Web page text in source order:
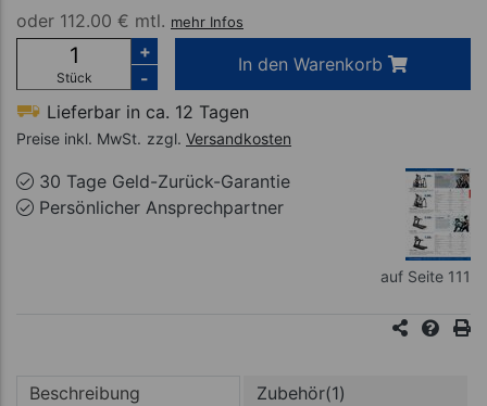
oder 112.00 € mtl. mehr Infos
Stück
+
-
In den Warenkorb
Lieferbar in ca. 12 Tagen
Preise inkl. MwSt. zzgl. Versandkosten
30 Tage Geld-Zurück-Garantie
Persönlicher Ansprechpartner
auf Seite 111
Beschreibung
Zubehör(1)